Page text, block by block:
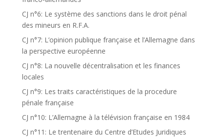
CJ n°6: Le système des sanctions dans le droit pénal
des mineurs en R.F.A.
CJ n°7: L’opinion publique française et l’Allemagne dans
la perspective européenne
CJ n°8: La nouvelle décentralisation et les finances
locales
CJ n°9: Les traits caractéristiques de la procedure
pénale française
CJ n°10: L’Allemagne à la télévision française en 1984
CJ n°11: Le trentenaire du Centre d’Etudes Juridiques